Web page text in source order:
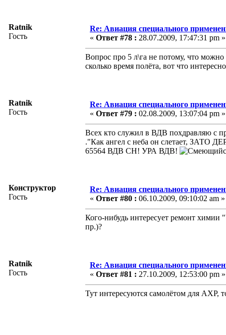
Ratnik
Гость
Re: Авиация специального
« Ответ #78 : 28.07.2009, 17:47:31 pm »
Вопрос про 5 л\га не потому, что
сколько время полёта, вот что
Ratnik
Гость
Re: Авиация специального
« Ответ #79 : 02.08.2009, 13:07:04 pm »
Всех кто служил в ВДВ похдравляю с
."Как ангел с неба он слетает, ЗАТО
65564 ВДВ СН! УРА ВДВ!
Конструктор
Гость
Re: Авиация специального
« Ответ #80 : 06.10.2009, 09:10:02 am »
Кого-нибудь интересует ремонт химии
пр.)?
Ratnik
Гость
Re: Авиация специального
« Ответ #81 : 27.10.2009, 12:53:00 pm »
Тут интересуются самолётом для АХР,